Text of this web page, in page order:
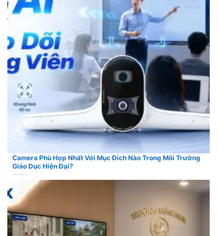
Camera Phù Hợp Nhất Với Mục Đích Nào Trong Môi Trường
Giáo Dục Hiện Đại?